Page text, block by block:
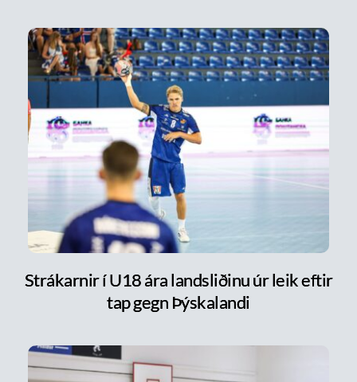
Strákarnir í U18 ára landsliðinu úr leik eftir
tap gegn Þýskalandi